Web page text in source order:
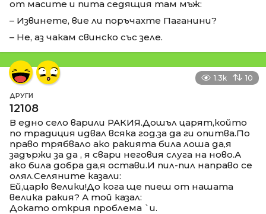
от масите и пита седящия там мъж:
– Извинете, вие ли поръчахте Паганини?
– Не, аз чакам свинско със зеле.
1.3k 10
ДРУГИ
12108
В едно село варили РАКИЯ.Дошъл царят,който
по традиция идвал всяка год.за да ги опитва.По
право трябвало ако ракията била лоша да,я
задържи за да , я свари неговия слуга на ново.А
ако била добра да,я остави.И пил-пил направо се
олял.Селяните казали:
Ей,царю велики!До кога ще пиеш от нашата
велика ракия? А той казал:
Докато открия проблема `и.